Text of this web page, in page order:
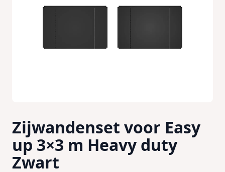
Zijwandenset voor Easy
up 3×3 m Heavy duty
Zwart